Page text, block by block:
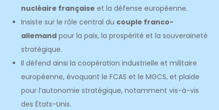
nucléaire française et la défense européenne.
Insiste sur le rôle central du couple franco-
allemand pour la paix, la prospérité et la souveraineté
stratégique.
Il défend ainsi la coopération industrielle et militaire
européenne, évoquant le FCAS et le MGCS, et plaide
pour l’autonomie stratégique, notamment vis-à-vis
des États-Unis.